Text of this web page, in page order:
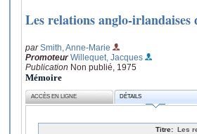
Les relations anglo-irlandaises
parSmith, Anne-Marie
Promoteur Willequet, Jacques
Publication Non publié, 1975
Mémoire
ACCÈS EN LIGNE DÉTAILS
Titre: Les